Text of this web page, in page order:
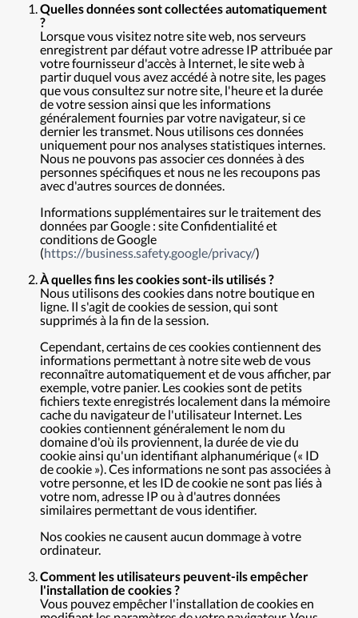
Quelles données sont collectées automatiquement
?
Lorsque vous visitez notre site web, nos serveurs
enregistrent par défaut votre adresse IP attribuée par
votre fournisseur d'accès à Internet, le site web à
partir duquel vous avez accédé à notre site, les pages
que vous consultez sur notre site, l'heure et la durée
de votre session ainsi que les informations
généralement fournies par votre navigateur, si ce
dernier les transmet. Nous utilisons ces données
uniquement pour nos analyses statistiques internes.
Nous ne pouvons pas associer ces données à des
personnes spécifiques et nous ne les recoupons pas
avec d'autres sources de données.
Informations supplémentaires sur le traitement des
données par Google : site Confidentialité et
conditions de Google
(https://business.safety.google/privacy/)
À quelles fins les cookies sont-ils utilisés ?
Nous utilisons des cookies dans notre boutique en
ligne. Il s'agit de cookies de session, qui sont
supprimés à la fin de la session.
Cependant, certains de ces cookies contiennent des
informations permettant à notre site web de vous
reconnaître automatiquement et de vous afficher, par
exemple, votre panier. Les cookies sont de petits
fichiers texte enregistrés localement dans la mémoire
cache du navigateur de l'utilisateur Internet. Les
cookies contiennent généralement le nom du
domaine d'où ils proviennent, la durée de vie du
cookie ainsi qu'un identifiant alphanumérique (« ID
de cookie »). Ces informations ne sont pas associées à
votre personne, et les ID de cookie ne sont pas liés à
votre nom, adresse IP ou à d'autres données
similaires permettant de vous identifier.
Nos cookies ne causent aucun dommage à votre
ordinateur.
Comment les utilisateurs peuvent-ils empêcher
l'installation de cookies ?
Vous pouvez empêcher l'installation de cookies en